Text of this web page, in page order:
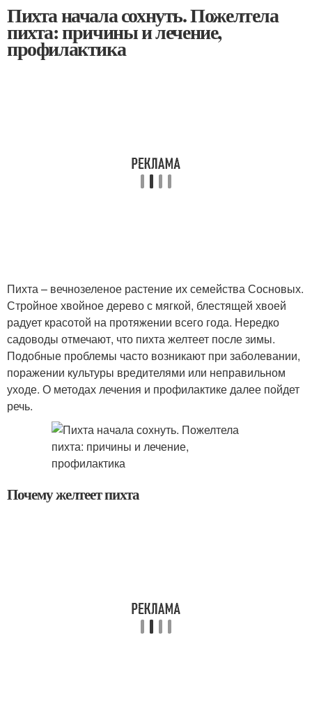
Пихта начала сохнуть. Пожелтела
пихта: причины и лечение,
профилактика
Пихта – вечнозеленое растение их семейства Сосновых.
Стройное хвойное дерево с мягкой, блестящей хвоей
радует красотой на протяжении всего года. Нередко
садоводы отмечают, что пихта желтеет после зимы.
Подобные проблемы часто возникают при заболевании,
поражении культуры вредителями или неправильном
уходе. О методах лечения и профилактике далее пойдет
речь.
Почему желтеет пихта